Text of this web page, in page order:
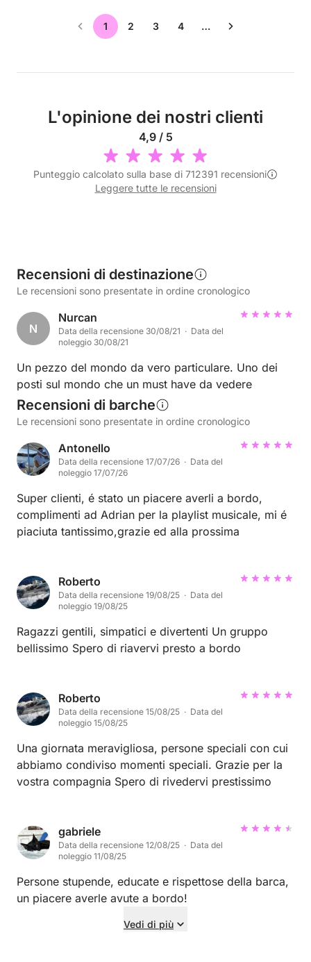
1 2 3 4 …
L'opinione dei nostri clienti
4,9 / 5
Punteggio calcolato sulla base di 712391 recensioni
Leggere tutte le recensioni
Recensioni di destinazione
Le recensioni sono presentate in ordine cronologico
N
Nurcan
Data della recensione 30/08/21 · Data del
noleggio 30/08/21
Un pezzo del mondo da vero particulare. Uno dei
posti sul mondo che un must have da vedere
Recensioni di barche
Le recensioni sono presentate in ordine cronologico
Antonello
Data della recensione 17/07/26 · Data del
noleggio 17/07/26
Super clienti, é stato un piacere averli a bordo,
complimenti ad Adrian per la playlist musicale, mi é
piaciuta tantissimo,grazie ed alla prossima
Roberto
Data della recensione 19/08/25 · Data del
noleggio 19/08/25
Ragazzi gentili, simpatici e divertenti Un gruppo
bellissimo Spero di riavervi presto a bordo
Roberto
Data della recensione 15/08/25 · Data del
noleggio 15/08/25
Una giornata meravigliosa, persone speciali con cui
abbiamo condiviso momenti speciali. Grazie per la
vostra compagnia Spero di rivedervi prestissimo
gabriele
Data della recensione 12/08/25 · Data del
noleggio 11/08/25
Persone stupende, educate e rispettose della barca,
un piacere averle avute a bordo!
Vedi di più